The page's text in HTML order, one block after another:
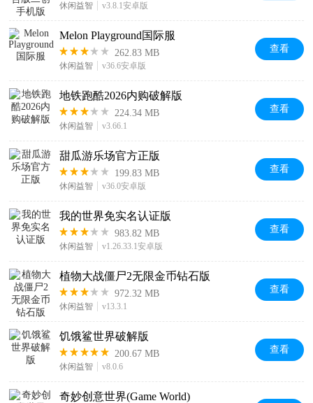
休闲益智 v3.8.1安卓版
Melon Playground国际服
262.83 MB
休闲益智 v36.6安卓版
查看
地铁跑酷2026内购破解版
224.34 MB
休闲益智 v3.66.1
查看
甜瓜游乐场官方正版
199.83 MB
休闲益智 v36.0安卓版
查看
我的世界免实名认证版
983.82 MB
休闲益智 v1.26.33.1安卓版
查看
植物大战僵尸2无限金币钻石版
972.32 MB
休闲益智 v13.3.1
查看
饥饿鲨世界破解版
200.67 MB
休闲益智 v8.0.6
查看
奇妙创意世界(Game World)